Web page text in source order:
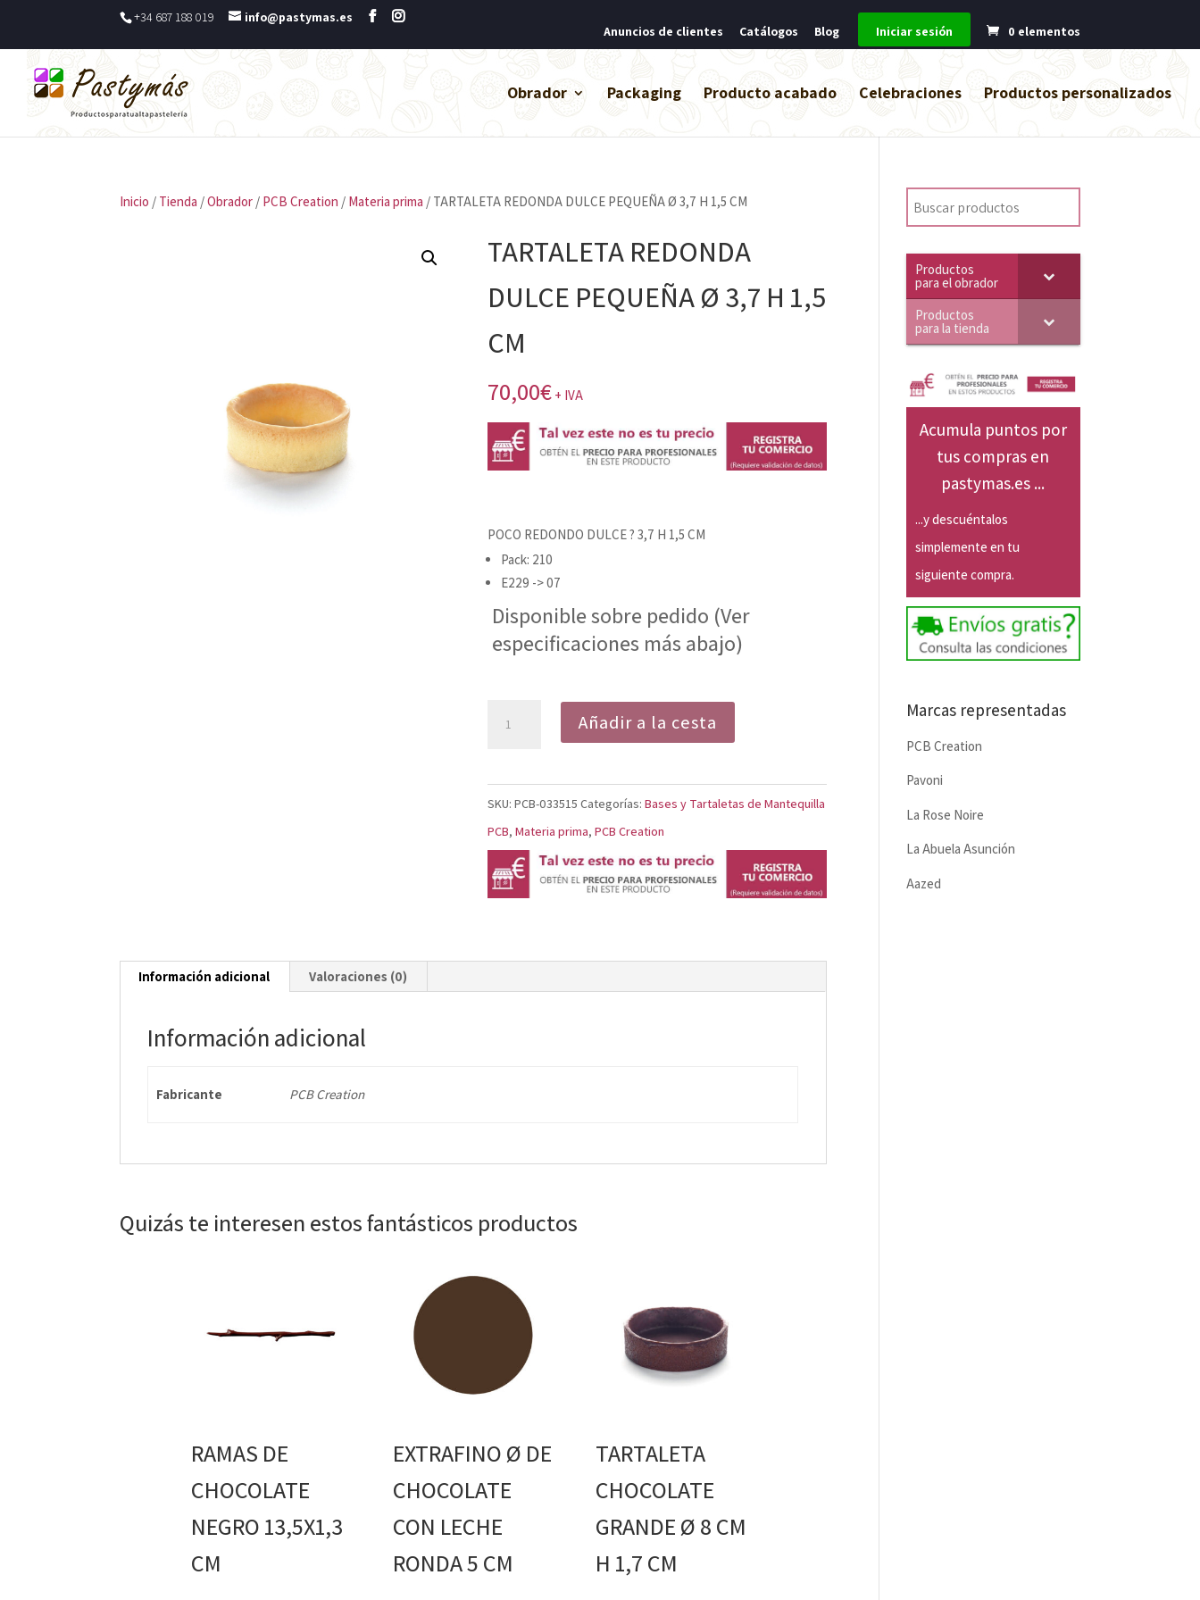
+34 687 188 019
info@pastymas.es
Anuncios de clientes
Catálogos Blog Iniciar sesión 0 elementos
Obrador Packaging Producto acabado Celebraciones Productos personalizados
Inicio / Tienda /Obrador / PCB Creation / Materia prima / TARTALETA REDONDA DULCE PEQUEÑA Ø 3,7 H 1,5 CM
TARTALETA REDONDA
DULCE PEQUEÑA Ø 3,7 H 1,5
CM
70,00€ + IVA
POCO REDONDO DULCE ? 3,7 H 1,5 CM
Pack: 210
E229 -> 07
Disponible sobre pedido (Ver
especificaciones más abajo)
3,7
H
cantidad
Añadir a la cesta
SKU:PCB-033515 Categorías:Bases y Tartaletas de Mantequilla
PCB,Materia prima,PCB Creation
Información adicional Valoraciones (0)
Información adicional
Fabricante PCB Creation
Quizás te interesen estos fantásticos productos
RAMAS DE
CHOCOLATE
NEGRO 13,5X1,3
CM
EXTRAFINO Ø DE
CHOCOLATE
CON LECHE
RONDA 5 CM
TARTALETA
CHOCOLATE
GRANDE Ø 8 CM
H 1,7 CM
Productos
para el obrador
Productos
para la tienda
Acumula puntos por
tus compras en
pastymas.es ...
...y descuéntalos
simplemente en tu
siguiente compra.
Marcas representadas
PCB Creation
Pavoni
La Rose Noire
La Abuela Asunción
Aazed